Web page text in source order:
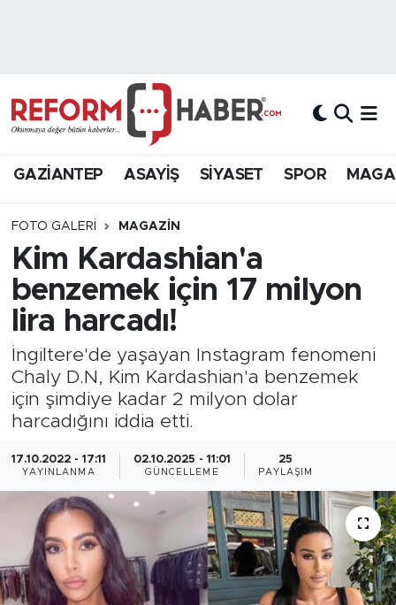
GAZİANTEP ASAYİŞ SİYASET SPOR
FOTO GALERI MAGAZİN
Kim Kardashian'a
benzemek için 17 milyon
lira harcadı!
İngiltere'de yaşayan Instagram fenomeni
Chaly D.N, Kim Kardashian'a benzemek
için şimdiye kadar 2 milyon dolar
harcadığını iddia etti.
17.10.2022 - 17:11
YAYINLANMA
02.10.2025 - 11:01
GÜNCELLEME
25
PAYLAŞIM
Hava Durumu
Süper Lig Puan Durumu ve Fikstür
Tüm Manşetler
Son Dakika Haberleri